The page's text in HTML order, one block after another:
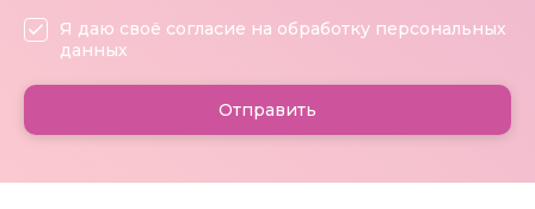
Я даю своё согласие на обработку персональных
данных
Отправить